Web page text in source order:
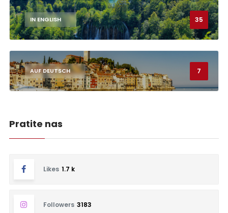
IN ENGLISH 35
AUF DEUTSCH 7
Pratite nas
Likes 1.7 k
Followers 3183